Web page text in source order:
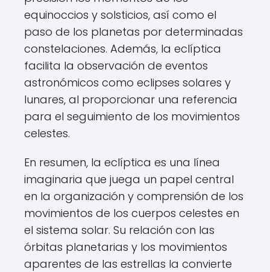
equinoccios y solsticios, así como el
paso de los planetas por determinadas
constelaciones. Además, la eclíptica
facilita la observación de eventos
astronómicos como eclipses solares y
lunares, al proporcionar una referencia
para el seguimiento de los movimientos
celestes.
En resumen, la eclíptica es una línea
imaginaria que juega un papel central
en la organización y comprensión de los
movimientos de los cuerpos celestes en
el sistema solar. Su relación con las
órbitas planetarias y los movimientos
aparentes de las estrellas la convierte